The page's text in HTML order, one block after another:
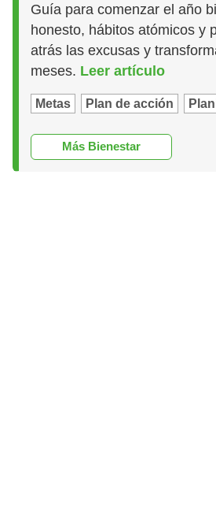
Guía para comenzar el año
honesto, hábitos atómicos y
atrás las excusas y
meses. Leer artículo
Metas Plan de acción
Más Bienestar